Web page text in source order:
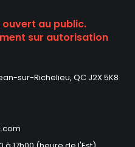
au public.
sur autorisation
sur-Richelieu, QC J2X 5K8